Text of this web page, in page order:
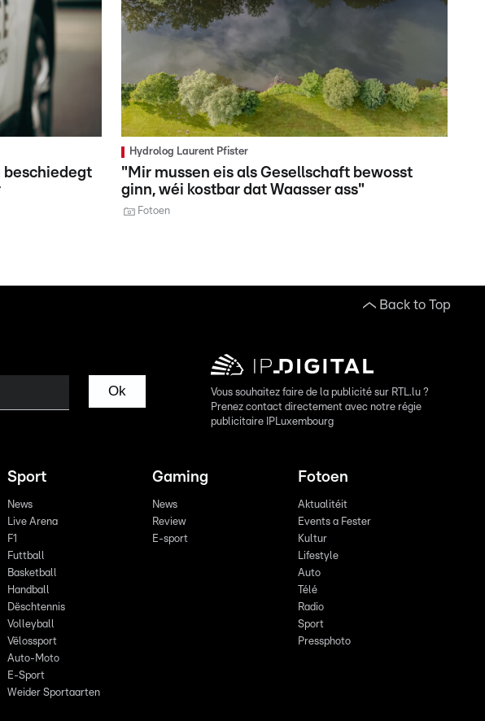
Hydrolog Laurent Pfister
"Mir mussen eis als Gesellschaft bewosst
ginn, wéi kostbar dat Waasser ass"
Fotoen
Back to Top
Ok
Vous souhaitez faire de la publicité sur RTL.lu ?
Prenez contact directement avec notre régie
publicitaire IPLuxembourg
Sport
News
Live Arena
F1
Futtball
Basketball
Handball
Dëschtennis
Volleyball
Vëlossport
Auto-Moto
E-Sport
Weider Sportaarten
Gaming
News
Review
E-sport
Fotoen
Aktualitéit
Events a Fester
Kultur
Lifestyle
Auto
Télé
Radio
Sport
Pressphoto